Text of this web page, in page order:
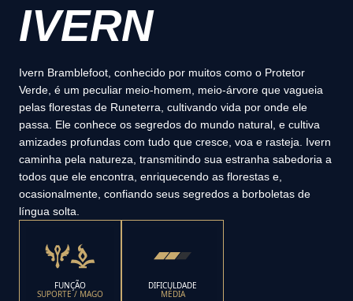
IVERN
Ivern Bramblefoot, conhecido por muitos como o Protetor
Verde, é um peculiar meio-homem, meio-árvore que vagueia
pelas florestas de Runeterra, cultivando vida por onde ele
passa. Ele conhece os segredos do mundo natural, e cultiva
amizades profundas com tudo que cresce, voa e rasteja. Ivern
caminha pela natureza, transmitindo sua estranha sabedoria a
todos que ele encontra, enriquecendo as florestas e,
ocasionalmente, confiando seus segredos a borboletas de
língua solta.
FUNÇÃO
SUPORTE / MAGO
DIFICULDADE
MÉDIA